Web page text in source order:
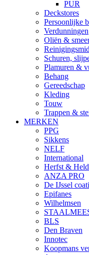
PUR
Deckstores
Persoonlijke
Verdunningen
Oliën &
Schuren,
Plamuren &
Behang
Gereedschap
Kleding
Touw
Trappen &
MERKEN
PPG
Sikkens
NELF
International
Herfst &
ANZA PRO
De IJssel
Epifanes
Wilhelmsen
BLS
Den Braven
Innotec
Koopmans